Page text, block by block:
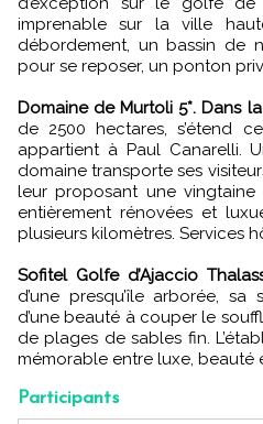
imprenable sur la ville
débordement, un bassin de
pour se reposer, un ponton
Domaine de Murtoli 5*. Dans
de 2500 hectares, s’étend
appartient à Paul Canarelli.
domaine transporte ses
leur proposant une
entièrement rénovées et
plusieurs kilomètres. Services
Sofitel Golfe d’Ajaccio
d’une presqu’île arborée,
d’une beauté à couper le
de plages de sables fin.
mémorable entre luxe, beauté
Participants